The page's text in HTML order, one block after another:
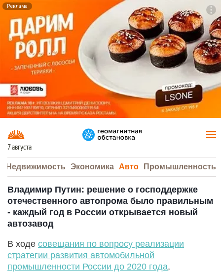
Реклама
7 августа
Недвижимость Экономика Авто Промышленность
Владимир Путин: решение о господдержке
отечественного автопрома было правильным
- каждый год в России открывается новый
автозавод
В ходе совещания по вопросу реализации
стратегии развития автомобильной
промышленности России до 2020 года,